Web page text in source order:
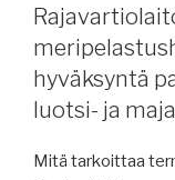
I,
hyväksyntä
luotsi- ja
Mitä tarkoittaa